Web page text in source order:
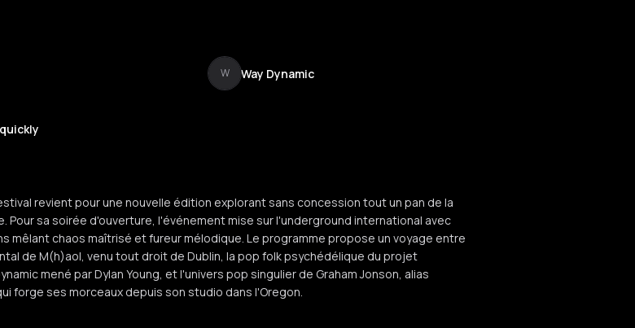
W Way Dynamic
revient pour une nouvelle édition explorant sans concession tout un pan de la
Pour sa soirée d'ouverture, l'événement mise sur l'underground international avec
mêlant chaos maîtrisé et fureur mélodique. Le programme propose un voyage entre
de M(h)aol, venu tout droit de Dublin, la pop folk psychédélique du projet
mené par Dylan Young, et l'univers pop singulier de Graham Jonson, alias
forge ses morceaux depuis son studio dans l'Oregon.